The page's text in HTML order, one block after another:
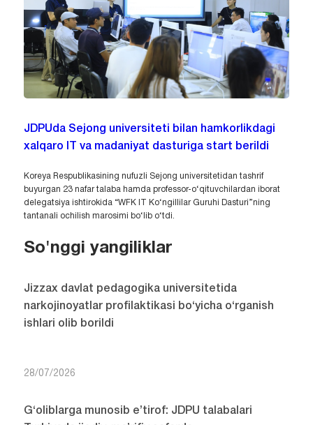
JDPUda Sejong universiteti bilan hamkorlikdagi
xalqaro IT va madaniyat dasturiga start berildi
Koreya Respublikasining nufuzli Sejong universitetidan tashrif
buyurgan 23 nafar talaba hamda professor-o‘qituvchilardan iborat
delegatsiya ishtirokida “WFK IT Ko‘ngillilar Guruhi Dasturi”ning
tantanali ochilish marosimi bo‘lib o‘tdi.
So'nggi yangiliklar
Jizzax davlat pedagogika universitetida
narkojinoyatlar profilaktikasi bo‘yicha o‘rganish
ishlari olib borildi
28/07/2026
G‘oliblarga munosib e’tirof: JDPU talabalari